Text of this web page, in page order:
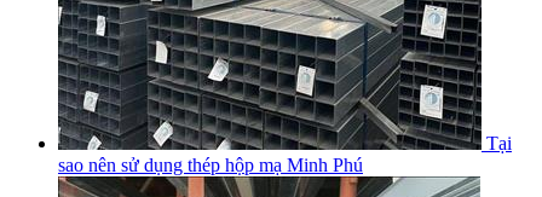
Tại
sao nên sử dụng thép hộp mạ Minh Phú